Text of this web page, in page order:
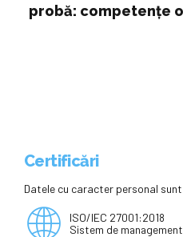
probă: competențe
Certificări
Datele cu caracter personal
ISO/IEC 27001:2018
Sistem de